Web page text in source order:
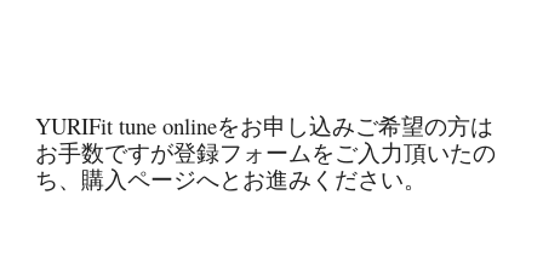
YURIFit tune onlineをお申し込みご希望の方は
お手数ですが登録フォームをご入力頂いたの
ち、購入ページへとお進みください。